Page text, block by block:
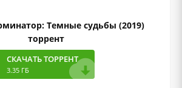
Темные судьбы (2019)
торрент
СКАЧАТЬ ТОРРЕНТ
3.35 ГБ